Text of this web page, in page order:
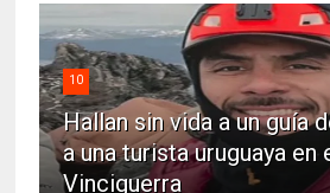
10
Hallan sin vida a un guía
a una turista uruguaya en
Vinciguerra